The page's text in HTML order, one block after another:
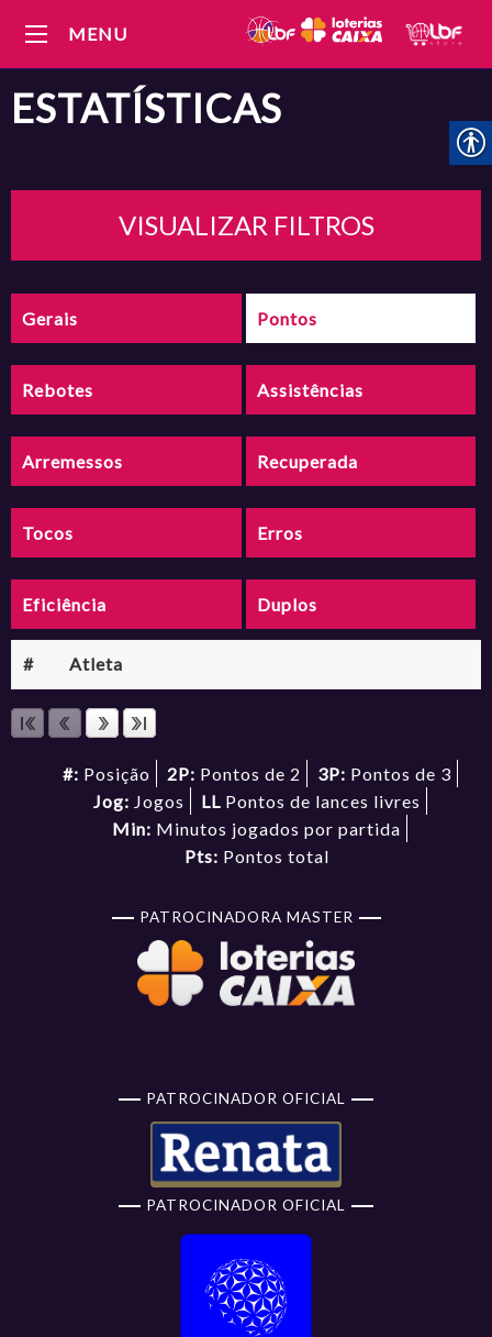
MENU
ESTATÍSTICAS
VISUALIZAR FILTROS
Gerais Pontos
Rebotes Assistências
Arremessos Recuperada
Tocos Erros
Eficiência Duplos
# Atleta
#: Posição 2P: Pontos de 2 3P: Pontos de 3
Jog: Jogos LLPontos de lances livres
Min: Minutos jogados por partida
Pts: Pontos total
PATROCINADORA MASTER
PATROCINADOR OFICIAL
PATROCINADOR OFICIAL